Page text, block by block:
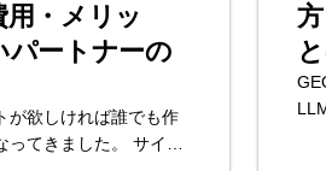
・メリッ
パートナーの
が欲しければ誰でも作
ってきました。 サイト